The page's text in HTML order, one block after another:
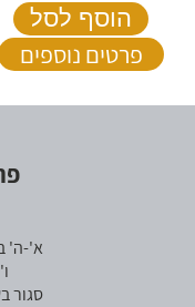
הוסף לסל
פרטים נוספים
א'-ה' בין
סגור